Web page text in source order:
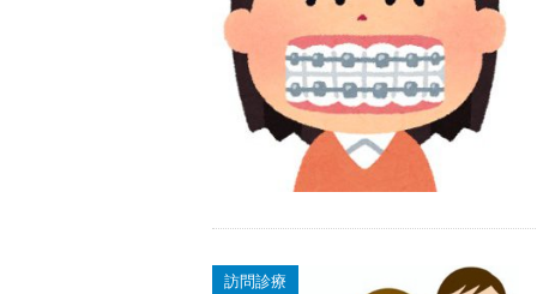
訪問診療